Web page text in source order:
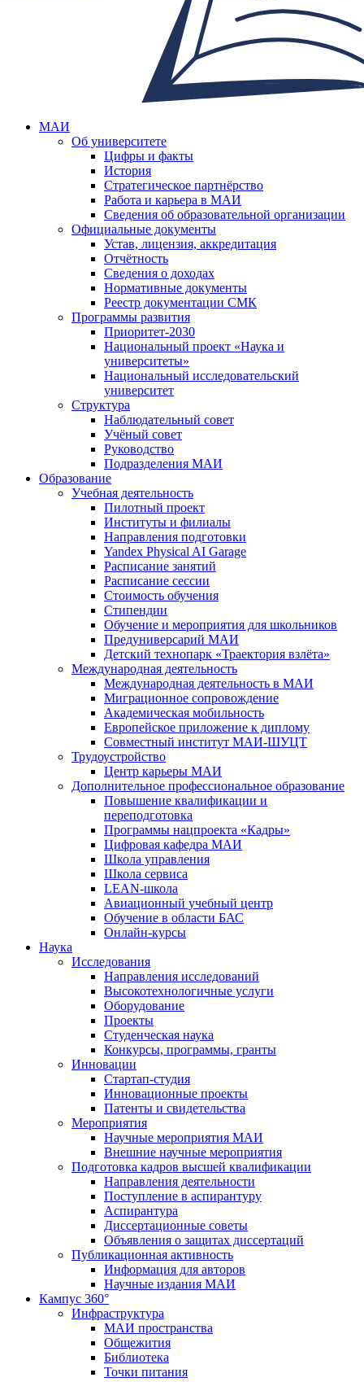
МАИ
Об университете
Цифры и факты
История
Стратегическое партнёрство
Работа и карьера в МАИ
Сведения об образовательной организации
Официальные документы
Устав, лицензия, аккредитация
Отчётность
Сведения о доходах
Нормативные документы
Реестр документации СМК
Программы развития
Приоритет-2030
Национальный проект «Наука и
университеты»
Национальный исследовательский
университет
Структура
Наблюдательный совет
Учёный совет
Руководство
Подразделения МАИ
Образование
Учебная деятельность
Пилотный проект
Институты и филиалы
Направления подготовки
Yandex Physical AI Garage
Расписание занятий
Расписание сессии
Стоимость обучения
Стипендии
Обучение и мероприятия для школьников
Предуниверсарий МАИ
Детский технопарк «Траектория взлёта»
Международная деятельность
Международная деятельность в МАИ
Миграционное сопровождение
Академическая мобильность
Европейское приложение к диплому
Совместный институт МАИ-ШУЦТ
Трудоустройство
Центр карьеры МАИ
Дополнительное профессиональное образование
Повышение квалификации и
переподготовка
Программы нацпроекта «Кадры»
Цифровая кафедра МАИ
Школа управления
Школа сервиса
LEAN-школа
Авиационный учебный центр
Обучение в области БАС
Онлайн-курсы
Наука
Исследования
Направления исследований
Высокотехнологичные услуги
Оборудование
Проекты
Студенческая наука
Конкурсы, программы, гранты
Инновации
Стартап-студия
Инновационные проекты
Патенты и свидетельства
Мероприятия
Научные мероприятия МАИ
Внешние научные мероприятия
Подготовка кадров высшей квалификации
Направления деятельности
Поступление в аспирантуру
Аспирантура
Диссертационные советы
Объявления о защитах диссертаций
Публикационная активность
Информация для авторов
Научные издания МАИ
Кампус 360°
Инфраструктура
МАИ пространства
Общежития
Библиотека
Точки питания